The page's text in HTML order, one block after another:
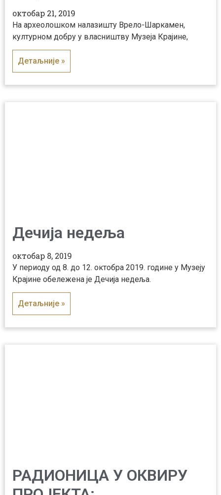
октобар 21, 2019
На археолошком налазишту Врело-Шаркамен,
културном добру у власништву Музеја Крајине,
Детаљније »
Дечија недеља
октобар 8, 2019
У периоду од 8. до 12. октобра 2019. године у Музеју
Крајине обележена је Дечија недеља.
Детаљније »
РАДИОНИЦА У ОКВИРУ